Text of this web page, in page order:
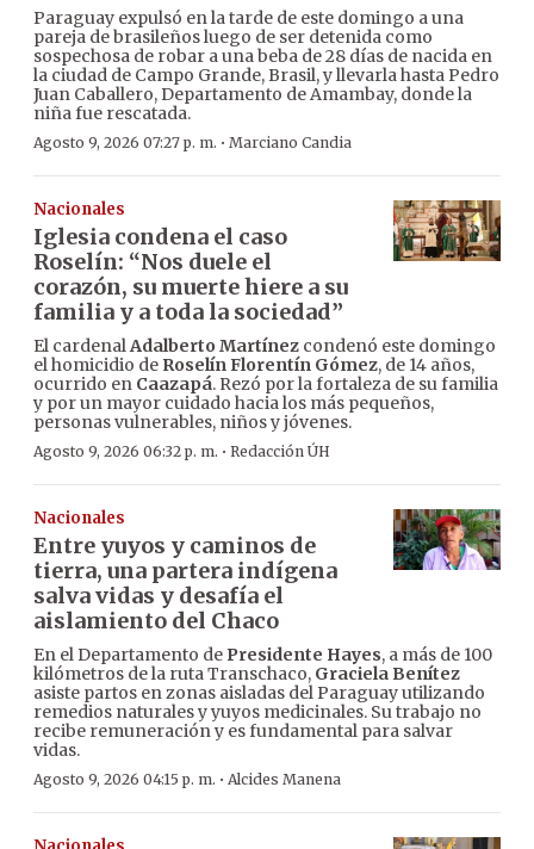
Paraguay expulsó en la tarde de este domingo a una
pareja de brasileños luego de ser detenida como
sospechosa de robar a una beba de 28 días de nacida en
la ciudad de Campo Grande, Brasil, y llevarla hasta Pedro
Juan Caballero, Departamento de Amambay, donde la
niña fue rescatada.
Agosto 9, 2026 07:27 p. m. · Marciano Candia
Nacionales
Iglesia condena el caso
Roselín: “Nos duele el
corazón, su muerte hiere a su
familia y a toda la sociedad”
El cardenalAdalberto Martínez condenó este domingo
el homicidio de Roselín Florentín Gómez, de 14 años,
ocurrido en Caazapá. Rezó por la fortaleza de su familia
y por un mayor cuidado hacia los más pequeños,
personas vulnerables, niños y jóvenes.
Agosto 9, 2026 06:32 p. m. · Redacción ÚH
Nacionales
Entre yuyos y caminos de
tierra, una partera indígena
salva vidas y desafía el
aislamiento del Chaco
En el Departamento de Presidente Hayes, a más de 100
kilómetros de la ruta Transchaco, Graciela Benítez
asiste partos en zonas aisladas del Paraguay utilizando
remedios naturales y yuyos medicinales. Su trabajo no
recibe remuneración y es fundamental para salvar
vidas.
Agosto 9, 2026 04:15 p. m. · Alcides Manena